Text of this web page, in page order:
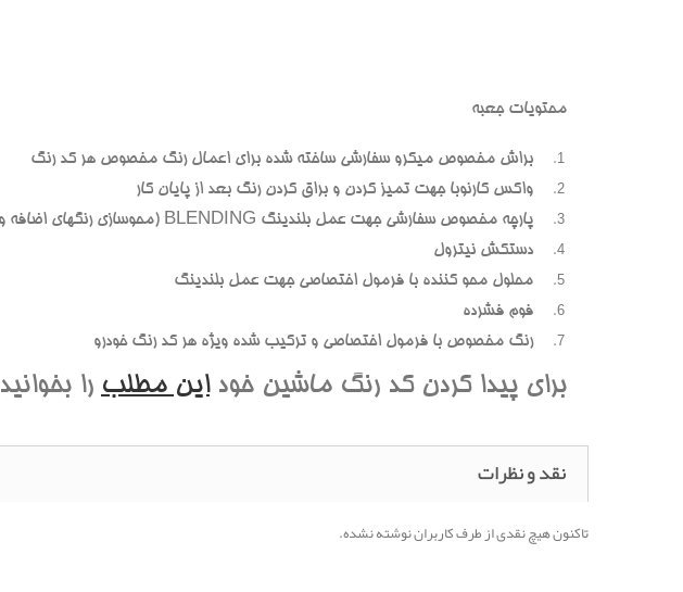
محتويات جعبه
براش مخصوص ميکرو سفارشي ساخته شده براي اعمال رنگ مخصوص هر کد رنگ
واکس کارنوبا جهت تميز کردن و براق کردن رنگ بعد از پايان کار
پارچه مخصوص سفارشي جهت عمل بلندينگ BLENDING (محوسازي رنگهاي اضافه و بيرون زده)
دستکش نيترول
محلول محو کننده با فرمول اختصاصي جهت عمل بلندينگ
فوم فشرده
رنگ مخصوص با فرمول اختصاصي و ترکيب شده ويژه هر کد رنگ خودرو
براي پيدا کردن کد رنگ ماشين خوداين مطلب را بخوانيد
نقد و نظرات
تاکنون هیچ نقدی از طرف کاربران نوشته نشده.